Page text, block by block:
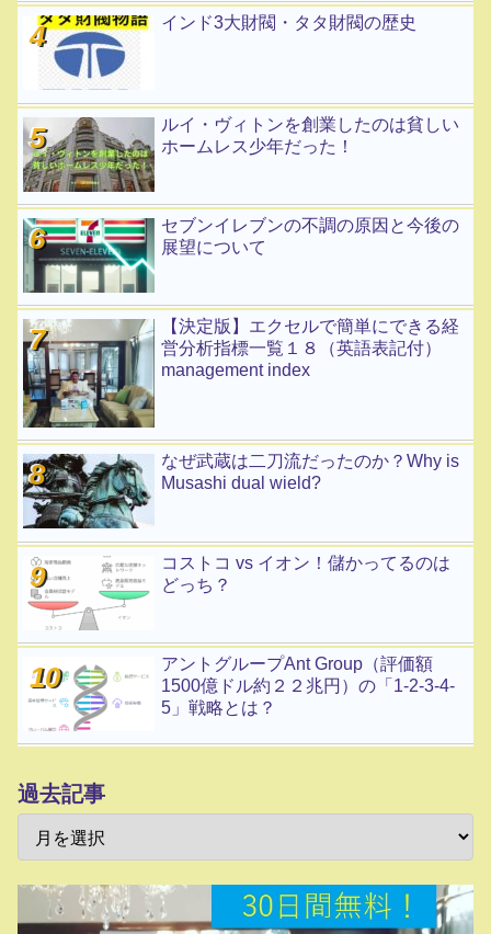
インド3大財閥・タタ財閥の歴史
ルイ・ヴィトンを創業したのは貧しい
ホームレス少年だった！
セブンイレブンの不調の原因と今後の
展望について
【決定版】エクセルで簡単にできる経
営分析指標一覧１８（英語表記付）
management index
なぜ武蔵は二刀流だったのか？Why is
Musashi dual wield?
コストコ vs イオン！儲かってるのは
どっち？
アントグループAnt Group（評価額
1500億ドル約２２兆円）の「1-2-3-4-
5」戦略とは？
過去記事